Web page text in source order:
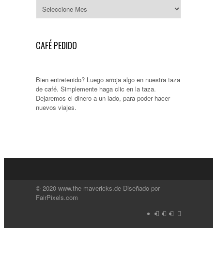
CAFÉ PEDIDO
Bien entretenido? Luego arroja algo en nuestra taza
de café. Simplemente haga clic en la taza.
Dejaremos el dinero a un lado, para poder hacer
nuevos viajes.
© 2020 www.the-mavericks.de Diseñado por
FairPixels.com